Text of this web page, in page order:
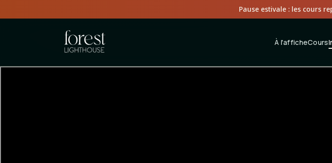
Pause estivale : les cours
À l'afficheCours